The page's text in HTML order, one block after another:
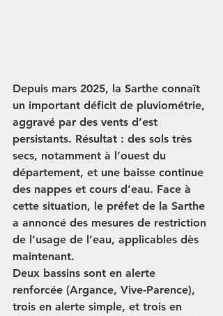
Depuis mars 2025, la Sarthe connaît
un important déficit de pluviométrie,
aggravé par des vents d’est
persistants. Résultat : des sols très
secs, notamment à l’ouest du
département, et une baisse continue
des nappes et cours d’eau. Face à
cette situation, le préfet de la Sarthe
a annoncé des mesures de restriction
de l’usage de l’eau, applicables dès
maintenant.
Deux bassins sont en alerte
renforcée (Argance, Vive-Parence),
trois en alerte simple, et trois en